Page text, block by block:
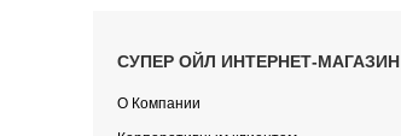
СУПЕР ОЙЛ ИНТЕРНЕТ-МАГАЗИН
О Компании